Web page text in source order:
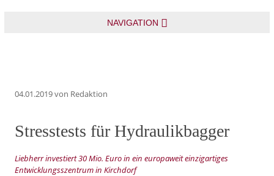
NAVIGATION
04.01.2019von Redaktion
Stresstests für Hydraulikbagger
Liebherr investiert 30 Mio. Euro in ein europaweit einzigartiges
Entwicklungsszentrum in Kirchdorf